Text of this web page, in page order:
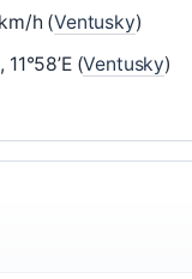
h (Ventusky)
(Ventusky)